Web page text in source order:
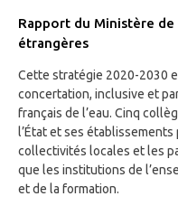
Rapport du Ministère
étrangères
Cette stratégie 2020-2030
concertation, inclusive et
français de l’eau. Cinq
l’État et ses
collectivités locales et les
que les institutions de
et de la formation.